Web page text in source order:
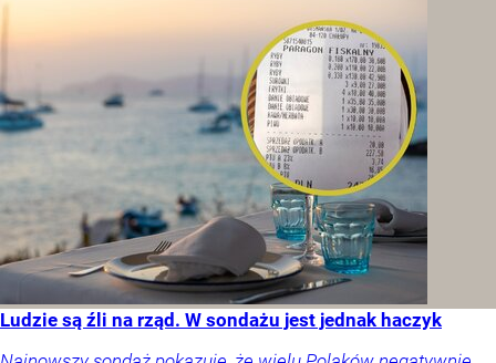
Ludzie są źli na rząd. W sondażu jest jednak haczyk